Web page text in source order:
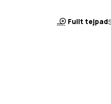
Fullt tejpad